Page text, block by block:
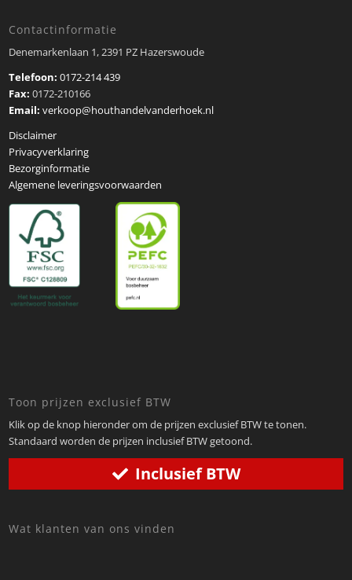
Contactinformatie
Denemarkenlaan 1, 2391 PZ Hazerswoude
Telefoon:0172-214 439
Fax:0172-210166
Email: verkoop@houthandelvanderhoek.nl
Disclaimer
Privacyverklaring
Bezorginformatie
Algemene leveringsvoorwaarden
Toon prijzen exclusief BTW
Klik op de knop hieronder om de prijzen exclusief BTW te tonen.
Standaard worden de prijzen inclusief BTW getoond.
Inclusief BTW
Wat klanten van ons vinden